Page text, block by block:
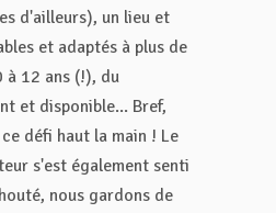
d'ailleurs), un lieu et
et adaptés à plus de
à 12 ans (!), du
et disponible... Bref,
défi haut la main ! Le
s'est également senti
nous gardons de